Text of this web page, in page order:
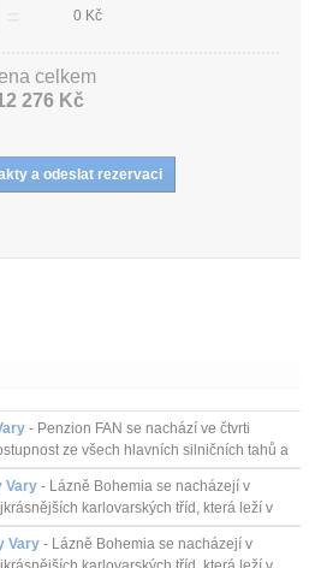
0 Kč
celkem
276 Kč
- Penzion FAN se nachází ve čtvrti
ze všech hlavních silničních tahů a
...
Vary - Lázně Bohemia se nacházejí v
karlovarských tříd, která leží v
kolon...
Vary - Lázně Bohemia se nacházejí v